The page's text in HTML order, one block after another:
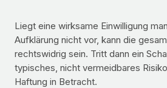
Liegt eine wirksame Einwilligung
Aufklärung nicht vor, kann die
rechtswidrig sein. Tritt dann ein
typisches, nicht vermeidbares
Haftung in Betracht.